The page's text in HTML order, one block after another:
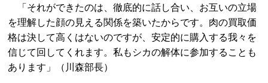
「それができたのは、徹底的に話し合い、お互いの立場
を理解した顔の見える関係を築いたからです。肉の買取価
格は決して高くはないのですが、安定的に購入する我々を
信じて回してくれます。私もシカの解体に参加することも
あります」（川森部長）